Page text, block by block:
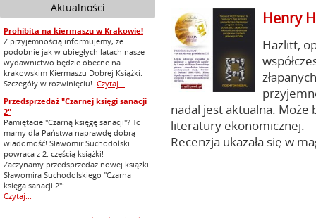
Aktualności
Prohibita na kiermaszu w Krakowie!
Z przyjemnością informujemy, że
podobnie jak w ubiegłych latach nasze
wydawnictwo będzie obecne na
krakowskim Kiermaszu Dobrej Książki.
Szczegóły w rozwinięciu! Czytaj...
Przedsprzedaż "Czarnej księgi sanacji
2"
Pamiętacie "Czarną księgę sanacji"? To
mamy dla Państwa naprawdę dobrą
wiadomość! Sławomir Suchodolski
powraca z 2. częścią książki!
Zaczynamy przedsprzedaż nowej książki
Sławomira Suchodolskiego "Czarna
księga sanacji 2":
Czytaj...
Henry
Hazlitt,
nadal jest aktualna. Może
literatury ekonomicznej.
Recenzja ukazała się w